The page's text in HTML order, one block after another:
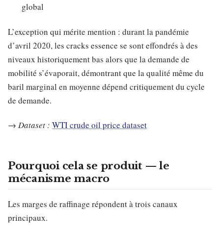
global
L’exception qui mérite mention : durant la pandémie
d’avril 2020, les cracks essence se sont effondrés à des
niveaux historiquement bas alors que la demande de
mobilité s’évaporait, démontrant que la qualité même du
baril marginal en moyenne dépend critiquement du cycle
de demande.
→ Dataset : WTI crude oil price dataset
Pourquoi cela se produit — le
mécanisme macro
Les marges de raffinage répondent à trois canaux
principaux.